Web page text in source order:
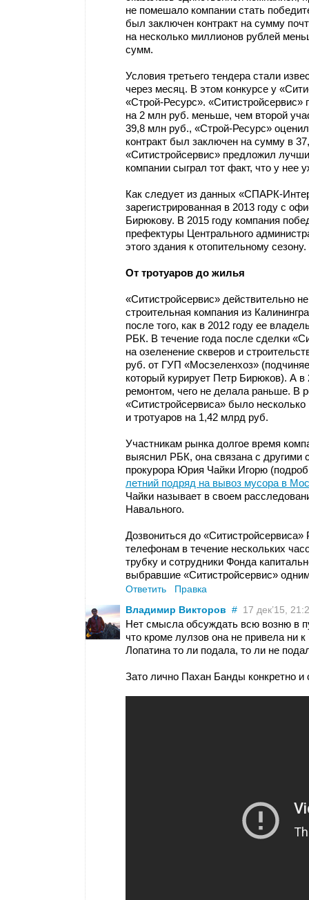
не помешало компании стать
был заключен контракт на сумму
на несколько миллионов рублей
сумм.
Условия третьего тендера стали
через месяц. В этом конкурсе у
«Строй-Ресурс». «Ситистройсервис»
на 2 млн руб. меньше, чем второй
39,8 млн руб., «Строй-Ресурс»
контракт был заключен на сумму в
«Ситистройсервис» предложил
компании сыграл тот факт, что у
Как следует из данных «СПАРК-
зарегистрированная в 2013 году с
Бирюкову. В 2015 году компания
префектуры Центрального
этого здания к отопительному
От тротуаров до жилья
«Ситистройсервис» действительно
строительная компания из
после того, как в 2012 году ее
РБК. В течение года после сделки
на озеленение скверов и
руб. от ГУП «Мосзеленхоз»
который курирует Петр Бирюков). А
ремонтом, чего не делала раньше. В
«Ситистройсервиса» было несколько
и тротуаров на 1,42 млрд руб.
Участникам рынка долгое время
выяснил РБК, она связана с
прокурора Юрия Чайки Игорю
летний подряд на вывоз мусора в
Чайки называет в своем
Навального.
Дозвониться до
телефонам в течение нескольких
трубку и сотрудники Фонда
выбравшие «Ситистройсервис»
Ответить
Правка
Владимир Викторов # 17 дек’15,
Нет смысла обсуждать всю возню в
что кроме лулзов она не привела ни
Лопатина то ли подала, то ли не
Зато лично Пахан Банды конкретно и